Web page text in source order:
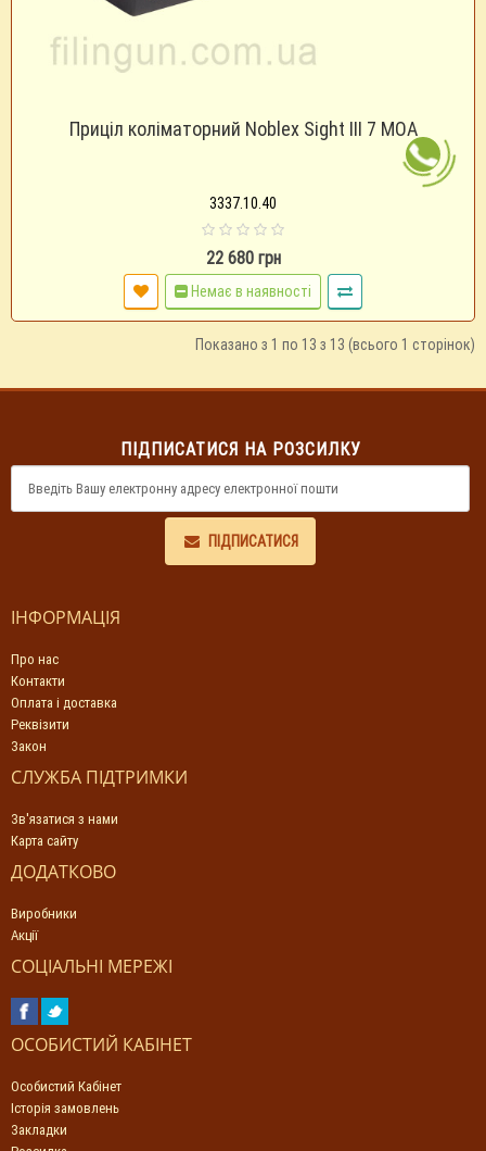
Приціл коліматорний Noblex Sight III 7 MOA
3337.10.40
22 680 грн
Немає в наявності
Показано з 1 по 13 з 13 (всього 1 сторінок)
ПІДПИСАТИСЯ НА РОЗСИЛКУ
ПІДПИСАТИСЯ
ІНФОРМАЦІЯ
Про нас
Контакти
Оплата і доставка
Реквізити
Закон
СЛУЖБА ПІДТРИМКИ
Зв'язатися з нами
Карта сайту
ДОДАТКОВО
Виробники
Акції
СОЦІАЛЬНІ МЕРЕЖІ
ОСОБИСТИЙ КАБІНЕТ
Особистий Кабінет
Історія замовлень
Закладки